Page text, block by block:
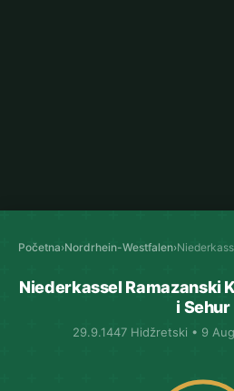
Početna›Nordrhein-Westfalen›
Niederkassel Ramazanski
i Sehur
29.9.1447 Hidžretski • 9